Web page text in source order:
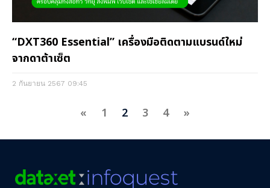
“DXT360 Essential” เครื่องมือติดตามแบรนด์ใหม่
จากดาต้าเซ็ต
2 กันยายน 2567 09:45
« 1 2 3 4 »